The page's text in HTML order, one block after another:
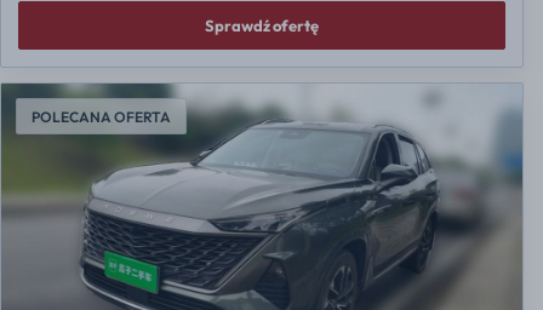
Sprawdź ofertę
POLECANA OFERTA